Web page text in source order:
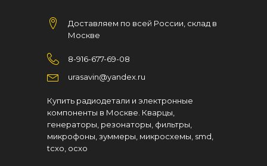
Доставляем по всей России, склад в
Москве
8-916-677-69-08
urasavin@yandex.ru
Купить радиодетали и электронные
компоненты в Москве. Кварцы,
генераторы, резонаторы, фильтры,
микрофоны, зуммеры, микросхемы, smd,
tcxo, ocxo